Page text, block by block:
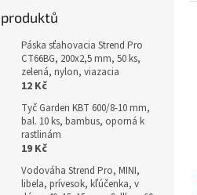
produktů
Páska sťahovacia Strend Pro
CT66BG, 200x2,5 mm, 50 ks,
zelená, nylon, viazacia
12 Kč
Tyč Garden KBT 600/8-10 mm,
bal. 10 ks, bambus, oporná k
rastlinám
19 Kč
Vodováha Strend Pro, MINI,
libela, prívesok, kľúčenka, v